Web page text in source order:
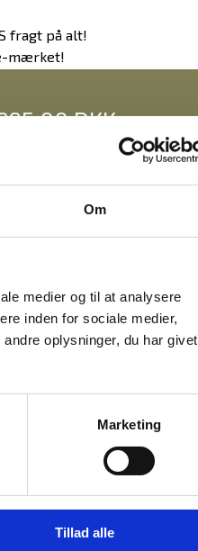
Om
medier og til at analysere
inden for sociale medier,
oplysninger, du har givet
Marketing
Tillad alle
fragt på alt!
mærket!
DKK
DKKinkl. moms )